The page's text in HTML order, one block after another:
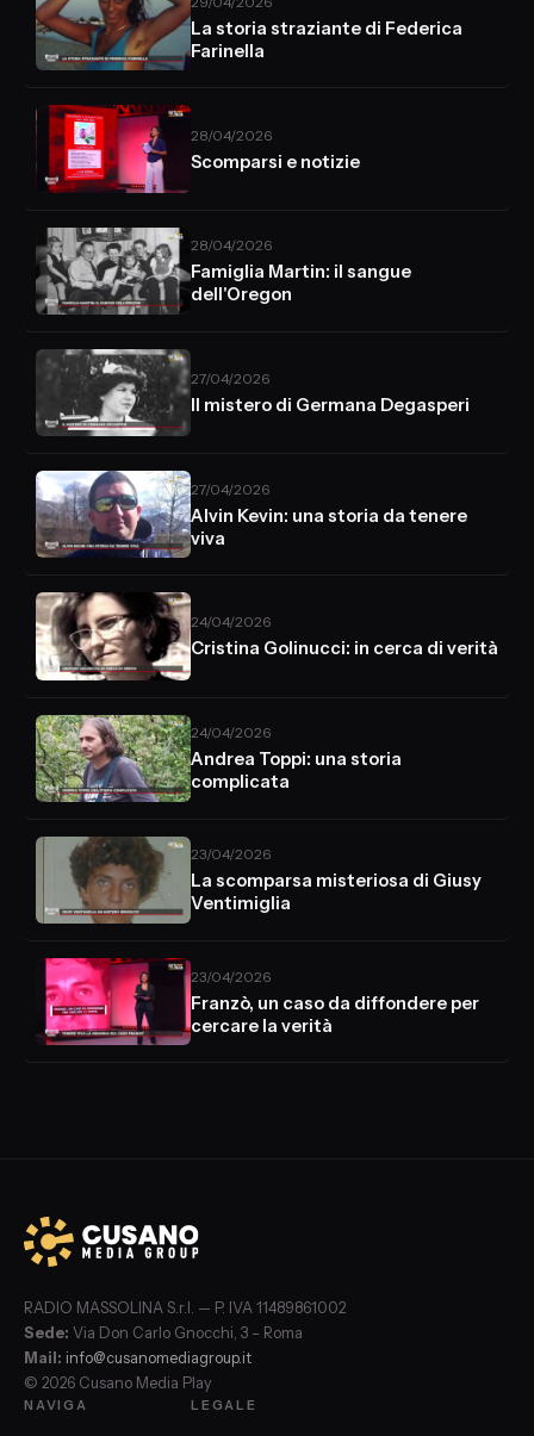
La storia straziante di Federica
Farinella
28/04/2026
Scomparsi e notizie
28/04/2026
Famiglia Martin: il sangue
dell'Oregon
27/04/2026
Il mistero di Germana Degasperi
27/04/2026
Alvin Kevin: una storia da tenere
viva
24/04/2026
Cristina Golinucci: in cerca di verità
24/04/2026
Andrea Toppi: una storia
complicata
23/04/2026
La scomparsa misteriosa di Giusy
Ventimiglia
23/04/2026
Franzò, un caso da diffondere per
cercare la verità
RADIO MASSOLINA S.r.l. — P. IVA 11489861002
Sede: Via Don Carlo Gnocchi, 3 – Roma
Mail: info@cusanomediagroup.it
© 2026 Cusano Media Play
NAVIGA LEGALE